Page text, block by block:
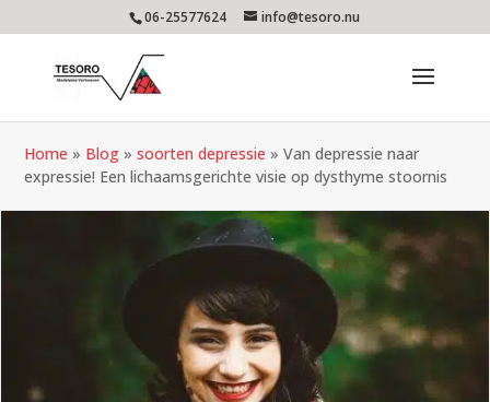
06-25577624 info@tesoro.nu
Home » Blog »soorten depressie »Van depressie naar
expressie! Een lichaamsgerichte visie op dysthyme stoornis